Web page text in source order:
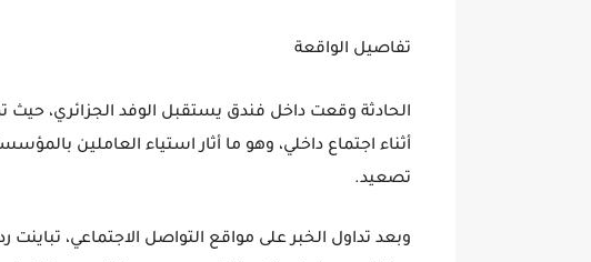
تفاصيل الواقعة
الحادثة وقعت داخل فندق يستقبل الوفد الجزائري،
أثناء اجتماع داخلي، وهو ما أثار استياء العاملين
تصعيد.
وبعد تداول الخبر على مواقع التواصل الاجتماعي،